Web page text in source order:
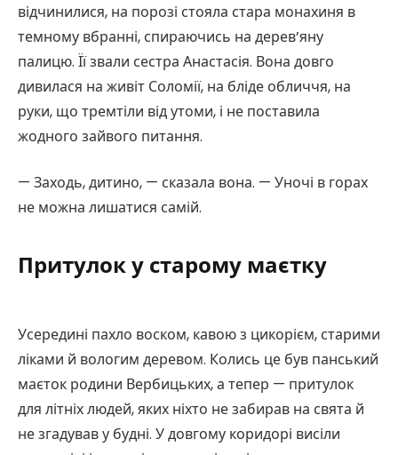
відчинилися, на порозі стояла стара монахиня в
темному вбранні, спираючись на дерев’яну
палицю. Її звали сестра Анастасія. Вона довго
дивилася на живіт Соломії, на бліде обличчя, на
руки, що тремтіли від утоми, і не поставила
жодного зайвого питання.
— Заходь, дитино, — сказала вона. — Уночі в горах
не можна лишатися самій.
Притулок у старому маєтку
Усередині пахло воском, кавою з цикорієм, старими
ліками й вологим деревом. Колись це був панський
маєток родини Вербицьких, а тепер — притулок
для літніх людей, яких ніхто не забирав на свята й
не згадував у будні. У довгому коридорі висіли